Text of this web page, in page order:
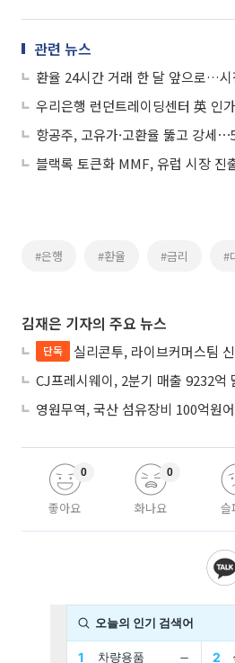
관련 뉴스
환율 24시간 거래 한 달 앞으로…
블랙록 토큰화 MMF, 유럽 시장 진
#은행 #환율 #금리 #
김재은 기자의 주요 뉴스
단독
실리콘투, 라이브커머스팀 신설…K뷰티
좋아요
0
화나요
0
슬